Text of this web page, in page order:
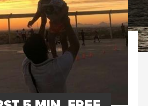
Consultores
Entrenadores
Profesores